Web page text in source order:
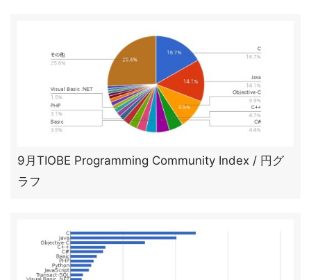
9月TIOBE Programming Community Index / 円グ
ラフ